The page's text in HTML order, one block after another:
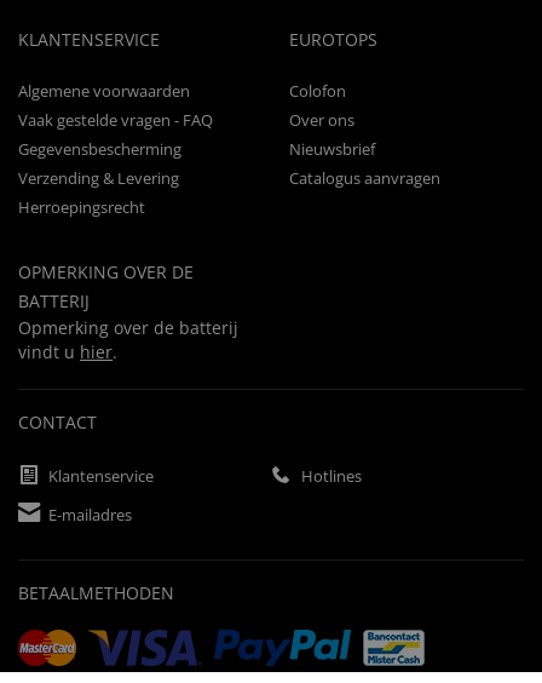
KLANTENSERVICE
Algemene voorwaarden
Vaak gestelde vragen - FAQ
Gegevensbescherming
Verzending & Levering
Herroepingsrecht
OPMERKING OVER DE
BATTERIJ
Opmerking over de batterij
vindt u hier.
EUROTOPS
Colofon
Over ons
Nieuwsbrief
Catalogus aanvragen
CONTACT
Klantenservice
Hotlines
E-mailadres
BETAALMETHODEN